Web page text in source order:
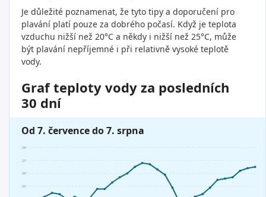
Je důležité poznamenat, že tyto tipy a doporučení pro
plavání platí pouze za dobrého počasí. Když je teplota
vzduchu nižší než 20°C a někdy i nižší než 25°C, může
být plavání nepříjemné i při relativně vysoké teplotě
vody.
Graf teploty vody za posledních
30 dní
Od 7. července do 7. srpna
25°
26°
27°
28°